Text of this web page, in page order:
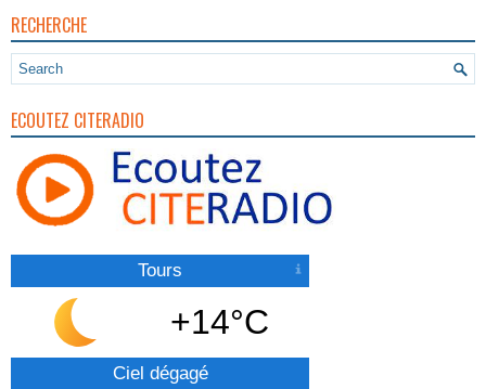
RECHERCHE
ECOUTEZ CITERADIO
Tours
+14°C
Ciel dégagé